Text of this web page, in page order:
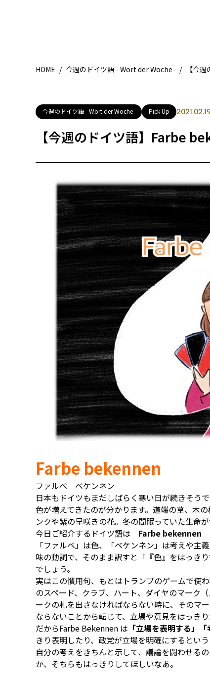
HOME / 今週のドイツ語 - Wort der Woche- / 【今
今週のドイツ語 - Wort der Woche- Pick Up
【今週のドイツ語】Farbe
Farbe bekennen
ファルベ ベケンネン
日本もドイツもまだしばらく寒い日が続きそう
色が増えてきたのが分かります。道端の草、木
ンクや紫の早咲きの花。冬の間眠っていた生命
今日ご紹介するドイツ語は Farbe bekennen
「ファルベ」は色、「ベケンネン」は考えや
味の動詞で、そのまま訳すと「『色』をはっき
でしょう。
実はこの慣用句、もとはトランプのゲームで使
のスペード、クラブ、ハート、ダイヤのマーク
ークの札を出さなければならない時に、そのマ
ならないことから転じて、立場や意見をはっき
だからFarbe Bekennen は 「立場を表明する」
きり表明したり、政党が立場を明確にするとい
自分の考えをきちんと示して、議論を闘わせる
か、そちらもはっきりしてほしいなあ。